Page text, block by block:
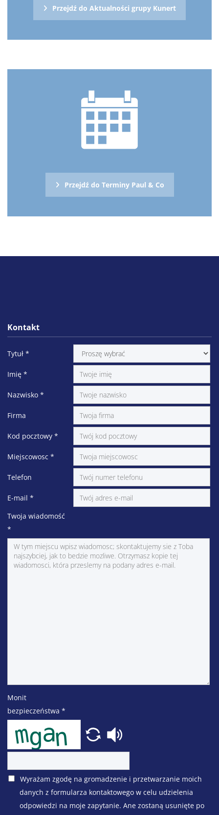
Przejdź do Aktualności grupy Kunert
Przejdź do Terminy Paul & Co
Kontakt
Tytuł *
Imię *
Nazwisko *
Firma
Kod pocztowy *
Miejscowosc *
Telefon
E-mail *
Twoja wiadomość
*
Monit
bezpieczeństwa *
Wyrażam zgodę na gromadzenie i przetwarzanie moich
danych z formularza kontaktowego w celu udzielenia
odpowiedzi na moje zapytanie. Ane zostaną usunięte po